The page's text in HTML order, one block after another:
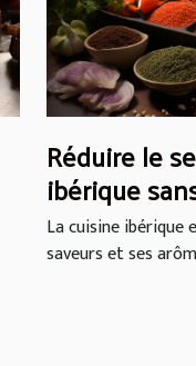
Réduire le
ibérique
La cuisine ibérique
saveurs et ses